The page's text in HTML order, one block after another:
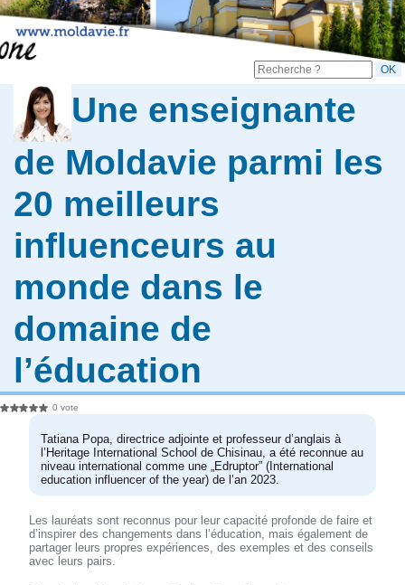
Une enseignante
de Moldavie parmi les
20 meilleurs
influenceurs au
monde dans le
domaine de
l’éducation
0 vote
Tatiana Popa, directrice adjointe et professeur d’anglais à
l’Heritage International School de Chisinau, a été reconnue au
niveau international comme une „Edruptor” (International
education influencer of the year) de l’an 2023.
Les lauréats sont reconnus pour leur capacité profonde de faire et
d’inspirer des changements dans l’éducation, mais également de
partager leurs propres expériences, des exemples et des conseils
avec leurs pairs.